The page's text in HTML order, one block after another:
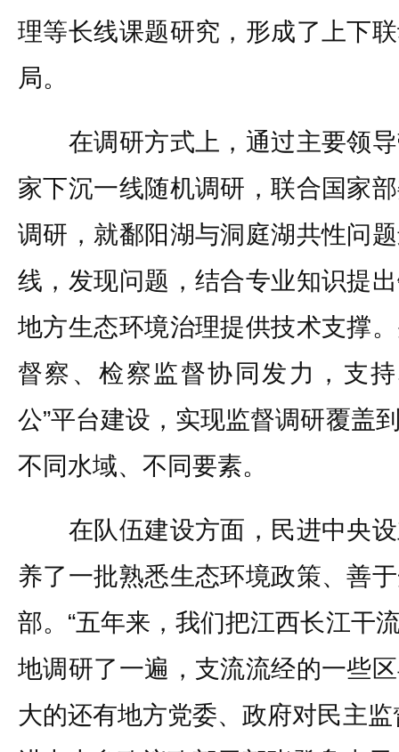
理等长线课题研究，形成了上下
局。
在调研方式上，通过主要领导
家下沉一线随机调研，联合国家
调研，就鄱阳湖与洞庭湖共性问
线，发现问题，结合专业知识提
地方生态环境治理提供技术支撑
督察、检察监督协同发力，支
公”平台建设，实现监督调研覆盖
不同水域、不同要素。
在队伍建设方面，民进中央设
养了一批熟悉生态环境政策、善
部。“五年来，我们把江西长江干
地调研了一遍，支流流经的一些
大的还有地方党委、政府对民主